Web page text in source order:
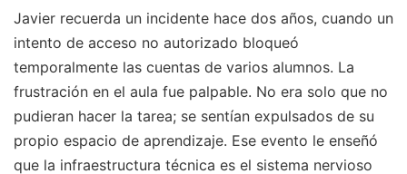
Javier recuerda un incidente hace dos años, cuando un
intento de acceso no autorizado bloqueó
temporalmente las cuentas de varios alumnos. La
frustración en el aula fue palpable. No era solo que no
pudieran hacer la tarea; se sentían expulsados de su
propio espacio de aprendizaje. Ese evento le enseñó
que la infraestructura técnica es el sistema nervioso